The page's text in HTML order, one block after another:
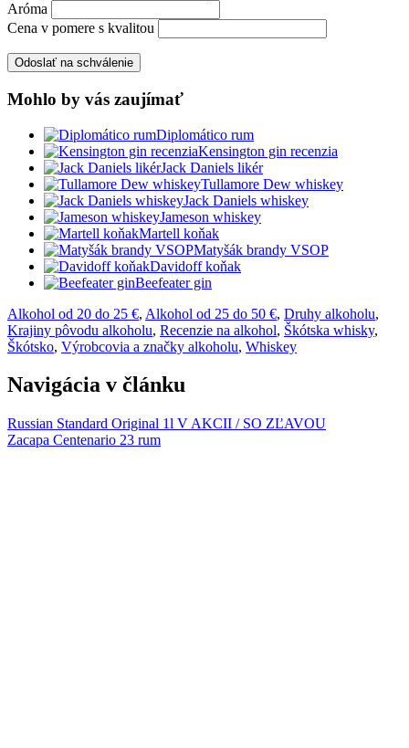
Aróma
Cena v pomere s kvalitou
Mohlo by vás zaujímať
Diplomático rum
Kensington gin recenzia
Jack Daniels likér
Tullamore Dew whiskey
Jack Daniels whiskey
Jameson whiskey
Martell koňak
Matyšák brandy VSOP
Davidoff koňak
Beefeater gin
Alkohol od 20 do 25 €, Alkohol od 25 do 50 €, Druhy alkoholu,
Krajiny pôvodu alkoholu, Recenzie na alkohol, Škótska whisky,
Škótsko, Výrobcovia a značky alkoholu, Whiskey
Navigácia v článku
Russian Standard Original 1l V AKCII / SO ZĽAVOU
Zacapa Centenario 23 rum